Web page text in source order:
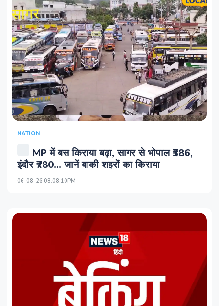
NATION
MP में बस किराया बढ़ा, सागर से भोपाल ₹386,
इंदौर ₹780... जानें बाकी शहरों का किराया
06-08-26 08:08:10PM